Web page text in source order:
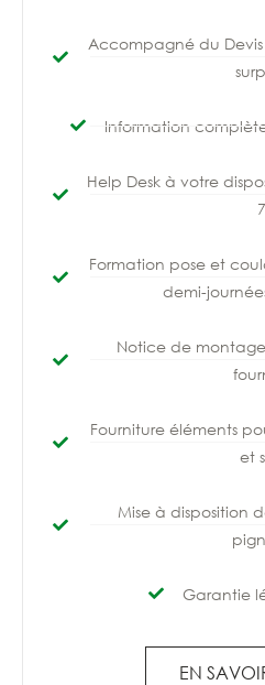
Accompagné du
Information
Help Desk à votre
Formation pose et
demi-
Notice de
Fourniture éléments
et
Mise à disposition
Garantie
EN